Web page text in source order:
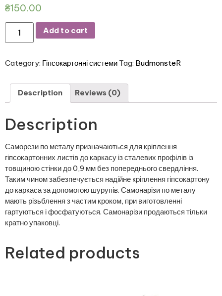
₴150.00
Add to cart
Category: Гіпсокартонні системи Tag: BudmonsteR
Description Reviews (0)
Description
Саморези по металу призначаються для кріплення
гіпсокартонних листів до каркасу із сталевих профілів із
товщиною стінки до 0,9 мм без попереднього свердління.
Таким чином забезпечується надійне кріплення гіпсокартону
до каркаса за допомогою шурупів. Самонарізи по металу
мають різьблення з частим кроком, при виготовленні
гартуються і фосфатуються. Самонарізи продаються тільки
кратно упаковці.
Related products